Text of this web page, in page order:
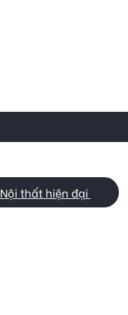
Nội thất hiện đại